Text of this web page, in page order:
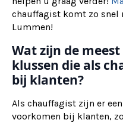
chauffagist komt zo
Lummen!
Wat zijn de
klussen die als
bij klanten?
Als chauffagist zijn er
voorkomen bij klanten,